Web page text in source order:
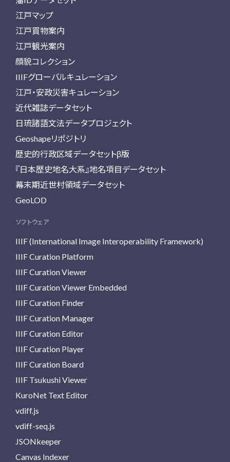
江戸マップ
江戸買物案内
江戸観光案内
顔貌コレクション
IIIFグローバルキュレーション
江戸・安政災害キュレーション
近代雑誌データセット
日琉諸語文法データプロジェクト
Geoshapeリポジトリ
歴史的行政区域データセットβ版
『日本歴史地名大系』地名項目データセット
幕末期近世村領域データセット
GeoLOD
ソフトウェア
IIIF (International Image Interoperability Framework)
IIIF Curation Platform
IIIF Curation Viewer
IIIF Curation Viewer Embedded
IIIF Curation Finder
IIIF Curation Manager
IIIF Curation Editor
IIIF Curation Player
IIIF Curation Board
IIIF Tsukushi Viewer
KuroNet Text Editor
vdiff.js
vdiff-seq.js
JSONkeeper
Canvas Indexer